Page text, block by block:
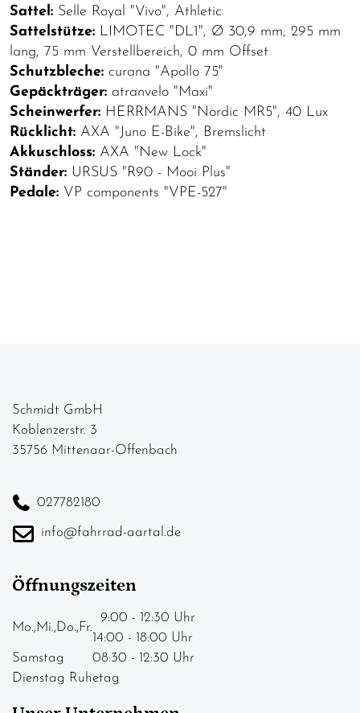
Sattel: Selle Royal "Vivo", Athletic
Sattelstütze: LIMOTEC "DL1", Ø 30,9 mm, 295 mm
lang, 75 mm Verstellbereich, 0 mm Offset
Schutzbleche: curana "Apollo 75"
Gepäckträger: atranvelo "Maxi"
Scheinwerfer: HERRMANS "Nordic MR5", 40 Lux
Rücklicht: AXA "Juno E-Bike", Bremslicht
Akkuschloss: AXA "New Lock"
Ständer: URSUS "R90 - Mooi Plus"
Pedale: VP components "VPE-527"
Schmidt GmbH
Koblenzerstr. 3
35756 Mittenaar-Offenbach
027782180
info@fahrrad-aartal.de
Öffnungszeiten
Mo.,Mi.,Do.,Fr.
9:00 - 12:30 Uhr
14:00 - 18:00 Uhr
Samstag
08:30 - 12:30 Uhr
Dienstag Ruhetag